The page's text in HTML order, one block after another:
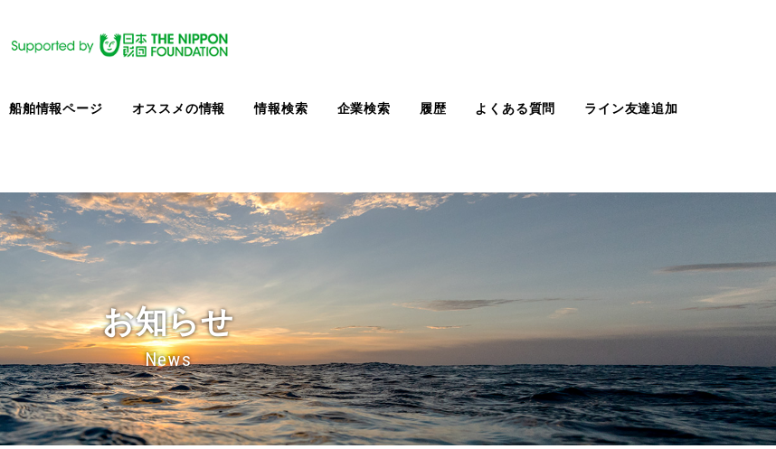
船舶情報ページ オススメの情報 情報検索 企業検索 履歴 よくある質問 ライン友達追加
お知らせ
News